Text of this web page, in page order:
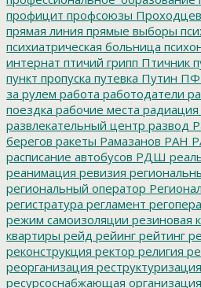
профицит профсоюзы Проходцев
прямая линия прямые выборы
психиатрическая больница
интернат птичий грипп Птичник
пункт пропуска путевка Путин
за рулем работа работодатели
поездка рабочие места радиация
развлекательный центр развод
берегов ракеты Рамазанов РАН
расписание автобусов РДШ
реанимация ревизия
региональный оператор
регистратура регламент
режим самоизоляции резиновая
квартиры рейд рейинг рейтинг
реконструкция ректор религия
реорганизация реструктуризация
ресурсоснабжающая организация